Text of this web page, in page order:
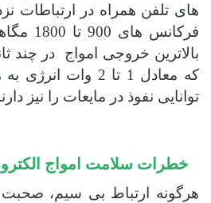
های تلفن همراه در ارتباطات
فرکانس های 900 تا 1800 مگاهرتز فعالیت می کنند.
بالاترین خروجی امواج در چند
که معادل 1 تا 2 وات
توانایی نفوذ در مایعات را نیز
خطرات سلامت امواج
هرگونه ارتباط بی سیم، صحبت